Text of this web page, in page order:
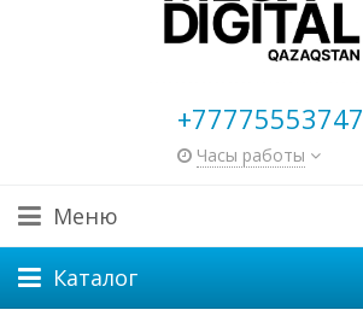
+77775553747
Часы работы
Меню
Каталог